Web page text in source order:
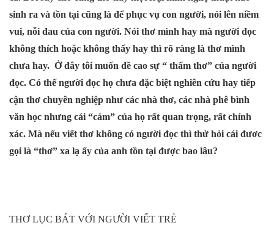
sinh ra và tồn tại cũng là để phục vụ con người, nói lên niềm
vui, nỗi đau của con người. Nói thơ mình hay mà người đọc
không thích hoặc không thấy hay thì rõ ràng là thơ mình
chưa hay. Ở đây tôi muốn đề cao sự “ thẩm thơ” của người
đọc. Có thể người đọc họ chưa đặc biệt nghiên cứu hay tiếp
cận thơ chuyên nghiệp như các nhà thơ, các nhà phê bình
văn học nhưng cái “cảm” của họ rất quan trọng, rất chính
xác. Mà nếu viết thơ không có người đọc thì thử hỏi cái đươc
gọi là “thơ” xa lạ ấy của anh tồn tại được bao lâu?
THƠ LỤC BÁT VỚI NGƯỜI VIẾT TRẺ